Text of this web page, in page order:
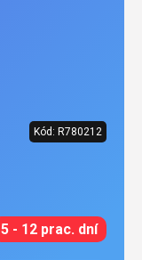
Kód: R780212
5 - 12 prac. dní